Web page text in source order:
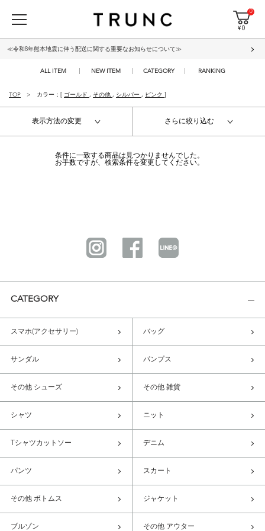
0
¥ 0
≪令和8年熊本地震に伴う配送に関する重要なお知らせについて≫
ALL ITEM NEW ITEM CATEGORY RANKING
TOP カラー：[ ゴールド , その他 , シルバー , ピンク
表示方法の変更 さらに絞り込む
条件に一致する商品は見つかりませんでした。
お手数ですが、検索条件を変更してください。
CATEGORY
スマホ(アクセサリー) バッグ
サンダル パンプス
その他 シューズ その他 雑貨
シャツ ニット
Tシャツカットソー デニム
パンツ スカート
その他 ボトムス ジャケット
ブルゾン その他 アウター